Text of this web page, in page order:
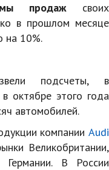
продаж своих
в прошлом месяце
на 10%.
подсчеты, в
октябре этого года
автомобилей.
компании Audi
Великобритании,
В России